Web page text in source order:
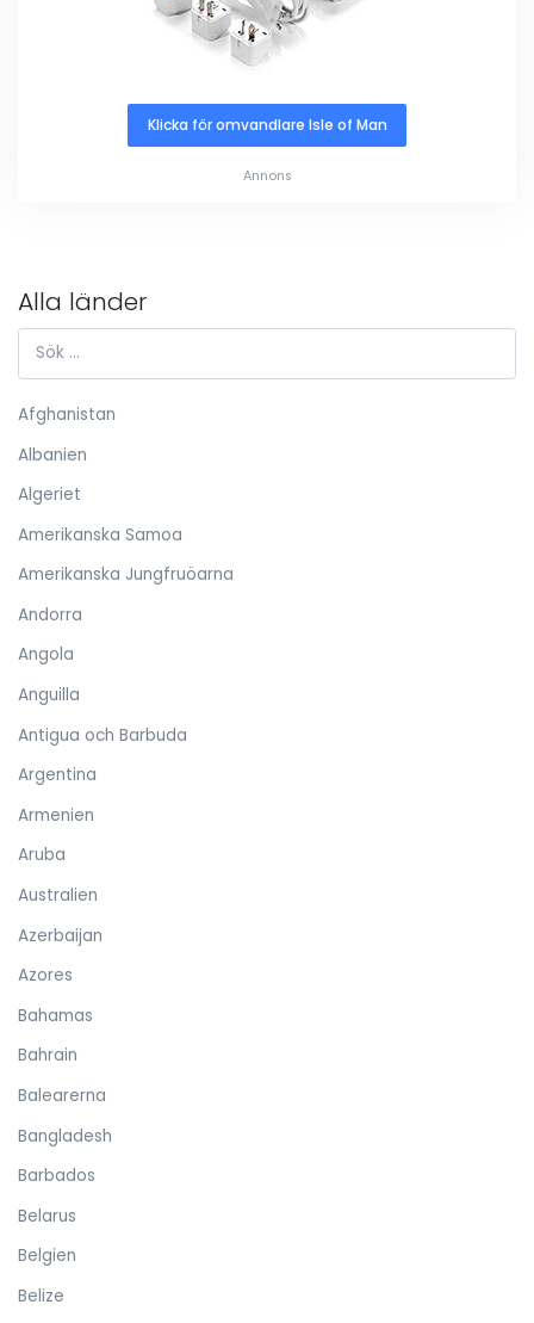
Klicka för omvandlare Isle of Man
Annons
Alla länder
Afghanistan
Albanien
Algeriet
Amerikanska Samoa
Amerikanska Jungfruöarna
Andorra
Angola
Anguilla
Antigua och Barbuda
Argentina
Armenien
Aruba
Australien
Azerbaijan
Azores
Bahamas
Bahrain
Balearerna
Bangladesh
Barbados
Belarus
Belgien
Belize